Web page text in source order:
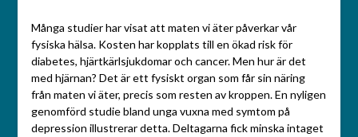
Många studier har visat att maten vi äter påverkar vår
fysiska hälsa. Kosten har kopplats till en ökad risk för
diabetes, hjärtkärlsjukdomar och cancer. Men hur är det
med hjärnan? Det är ett fysiskt organ som får sin näring
från maten vi äter, precis som resten av kroppen. En nyligen
genomförd studie bland unga vuxna med symtom på
depression illustrerar detta. Deltagarna fick minska intaget